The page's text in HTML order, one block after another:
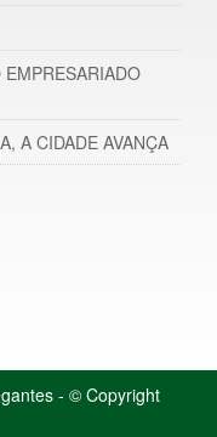
A CIDADE AVANÇA
- © Copyright